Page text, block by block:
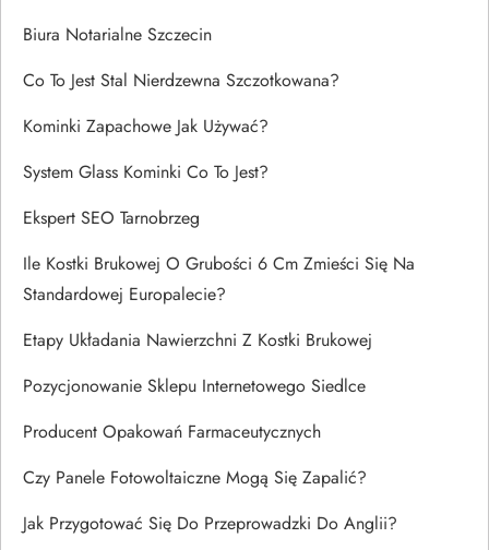
Biura Notarialne Szczecin
Co To Jest Stal Nierdzewna Szczotkowana?
Kominki Zapachowe Jak Używać?
System Glass Kominki Co To Jest?
Ekspert SEO Tarnobrzeg
Ile Kostki Brukowej O Grubości 6 Cm Zmieści Się Na
Standardowej Europalecie?
Etapy Układania Nawierzchni Z Kostki Brukowej
Pozycjonowanie Sklepu Internetowego Siedlce
Producent Opakowań Farmaceutycznych
Czy Panele Fotowoltaiczne Mogą Się Zapalić?
Jak Przygotować Się Do Przeprowadzki Do Anglii?